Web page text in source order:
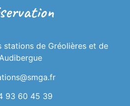
stations de Gréolières et de
93 60 45 39